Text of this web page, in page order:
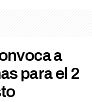
a
para el 2